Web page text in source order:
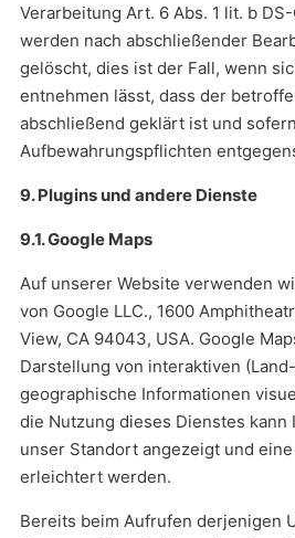
Verarbeitung Art. 6 Abs. 1 lit. b DS-
werden nach abschließender
gelöscht, dies ist der Fall, wenn
entnehmen lässt, dass der
abschließend geklärt ist und
Aufbewahrungspflichten
9. Plugins und andere Dienste
9.1. Google Maps
Auf unserer Website verwenden
von Google LLC., 1600
View, CA 94043, USA. Google
Darstellung von interaktiven
geographische Informationen
die Nutzung dieses Dienstes
unser Standort angezeigt und
erleichtert werden.
Bereits beim Aufrufen derjenigen